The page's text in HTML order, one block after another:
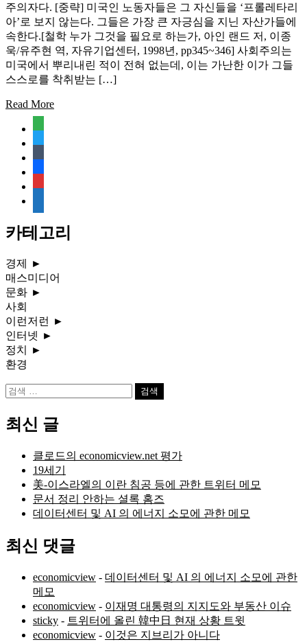
주의자다. [중략] 미국인 노동자들은 그 자신들을 ‘프롤레타리
아’로 보지 않는다. 그들은 가장 큰 자긍심을 지닌 자산가들에
속한다.[철학 누가 그것을 필요로 하는가, 아인 랜드 저, 이종
욱/유주현 역, 자유기업센터, 1998년, pp345~346] 사회주의는
미국에서 뿌리내린 적이 전혀 없는데, 이는 가난한 이가 그들
스스로를 착취받는 […]
Read More
document
카테고리
경제
►
매스미디어
문화 ►
사회
이런저런 ►
인터넷 ►
정치
►
환경
검
최신 글
클로드의 economicview.net 평가
19세기
美-이스라엘의 이란 침공 등에 관한 트위터 메모
문서 정리 안하는 셜록 홈즈
데이터센터 및 AI 의 에너지 소모에 관한 메모
최신 댓글
economicview - 데이터센터 및 AI 의 에너지 소모에 관한
메모
economicview - 이재명 대통령의 지지도와 부동산 이슈
sticky - 트위터에 올린 韓中日 현재 상황 트윗
economicview - 이것은 지브리가 아니다